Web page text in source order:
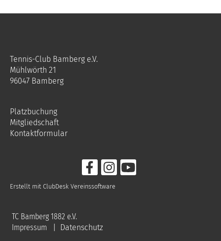
Tennis-Club Bamberg e.V.
Mühlwörth 21
96047 Bamberg
Platzbuchung
Mitgliedschaft
Kontaktformular
Erstellt mit ClubDesk Vereinssoftware
TC Bamberg 1882 e.V.
Impressum
Datenschutz